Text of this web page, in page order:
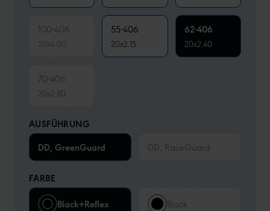
100-406
20x4.00
55-406
20x2.15
62-406
20x2.40
70-406
20x2.80
AUSFÜHRUNG
DD, GreenGuard
DD, RaceGuard
FARBE
Black+Reflex
Black